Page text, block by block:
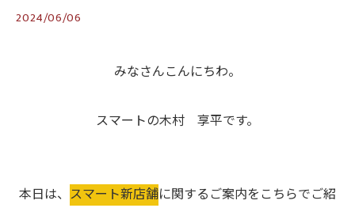
2024/06/06
みなさんこんにちわ。
スマートの木村 享平です。
本日は、 スマート新店舗に関するご案内をこちらでご紹